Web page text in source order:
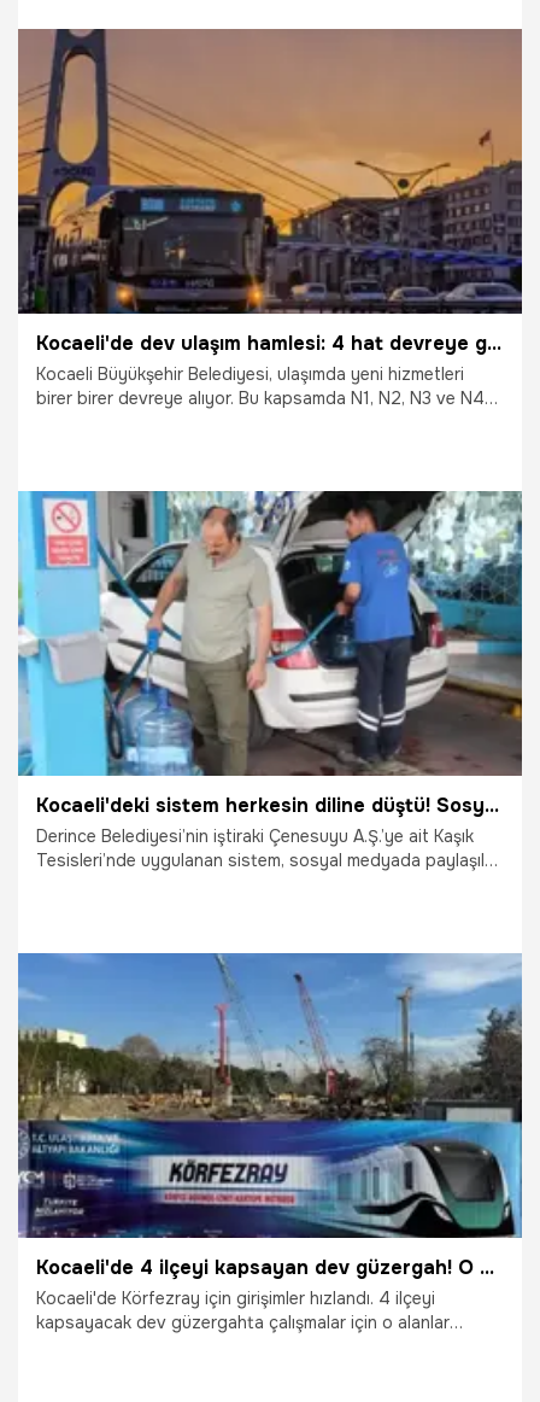
TOKİ resmi sitesinden sonuçlar öğrenbilecek.
12.02.2026 Kocaeli
Kocaeli'de dev ulaşım hamlesi: 4 hat devreye girdi!
Kocaeli Büyükşehir Belediyesi, ulaşımda yeni hizmetleri
birer birer devreye alıyor. Bu kapsamda N1, N2, N3 ve N4
8.02.2026 Kocaeli
Kocaeli'deki sistem herkesin diline düştü! Sosyal medyada herkes konuşuyor
Derince Belediyesi’nin iştiraki Çenesuyu A.Ş.’ye ait Kaşık
Tesisleri’nde uygulanan sistem, sosyal medyada paylaşılan
27.01.2026 Kocaeli
Kocaeli'de 4 ilçeyi kapsayan dev güzergah! O alanlar boşaltılıyor
Kocaeli'de Körfezray için girişimler hızlandı. 4 ilçeyi
kapsayacak dev güzergahta çalışmalar için o alanlar